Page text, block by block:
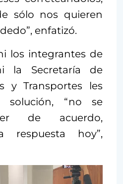
sólo nos quieren
enfatizó.
los integrantes de
la Secretaría de
y Transportes les
“no se
de acuerdo,
respuesta hoy”,